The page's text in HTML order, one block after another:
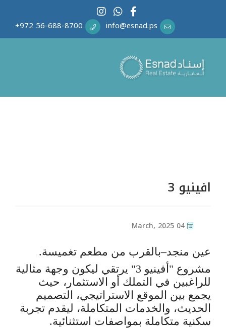
info@esnad.ps
افينيو 3
عين منجد–بالقرب من مطعم تغميسة.
مشروع "أفينيو 3" يرتقي ليكون وجهة مثالية
للراغبين في التملك أو الاستثمار، حيث
يجمع بين الموقع الاستراتيجي، التصميم
الحديث، والخدمات المتكاملة، ليقدم تجربة
سكنية متكاملة بمواصفات استثنائية.